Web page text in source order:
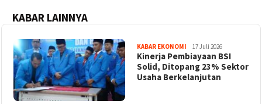
KABAR LAINNYA
KABAR EKONOMI 17 Juli 2026
Kinerja Pembiayaan BSI
Solid, Ditopang 23% Sektor
Usaha Berkelanjutan